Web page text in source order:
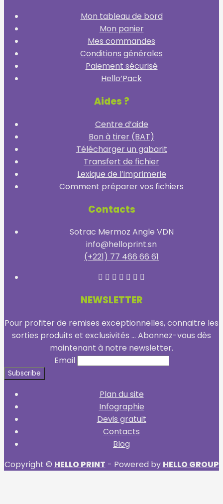
Mon tableau de bord
Mon panier
Mes commandes
Conditions générales
Paiement sécurisé
Hello’Pack
Aides ?
Centre d’aide
Bon à tirer (BAT)
Télécharger un gabarit
Transfert de fichier
Lexique de l’imprimerie
Comment préparer vos fichiers
Contacts
Sotrac Mermoz Angle VDN
info@helloprint.sn
(+221) 77 466 66 61
NEWSLETTER
Pour profiter de remises exceptionnelles, connaitre les
sorties produits et exclusivités ... Abonnez-vous dès
maintenant à notre newsletter.
Email
Plan du site
Infographie
Devis gratuit
Contacts
Blog
Copyright © HELLO PRINT - Powered by HELLO GROUP